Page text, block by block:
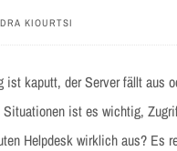
KIOURTSI
ist kaputt, der Server fällt aus
ist es wichtig,
Helpdesk wirklich aus?